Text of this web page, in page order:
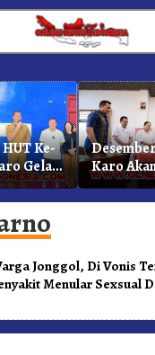
Ke-
Gelar
Karo
RSUD
Jonggol, Di Vonis
Menular Sexsual